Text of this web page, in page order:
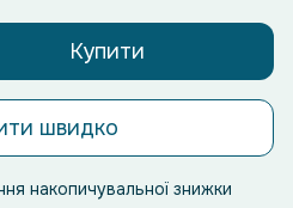
Купити
швидко
накопичувальної знижки